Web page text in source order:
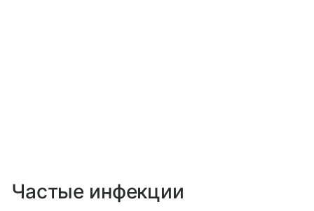
Частые инфекции